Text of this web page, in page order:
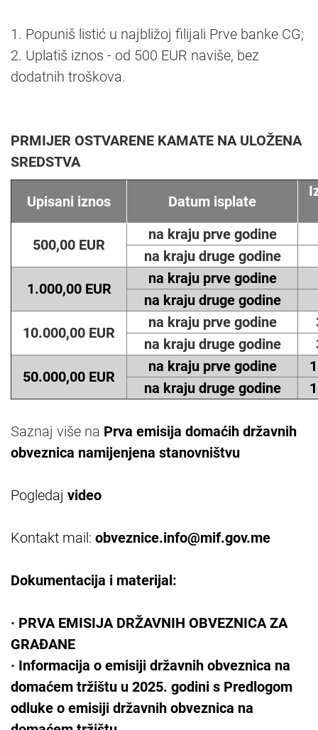
1. Popuniš listić u najbližoj filijali Prve banke CG;
2. Uplatiš iznos - od 500 EUR naviše, bez
dodatnih troškova.
PRMIJER OSTVARENE KAMATE NA ULOŽENA
SREDSTVA
Upisani iznos Datum isplate
500,00 EUR
na kraju prve godine
na kraju druge godine
1.000,00 EUR
na kraju prve godine
na kraju druge godine
10.000,00 EUR
na kraju prve godine
na kraju druge godine
50.000,00 EUR
na kraju prve godine
na kraju druge godine
Saznaj više na Prva emisija domaćih državnih
obveznica namijenjena stanovništvu
Pogledaj video
Kontakt mail: obveznice.info@mif.gov.me
Dokumentacija i materijal:
· PRVA EMISIJA DRŽAVNIH OBVEZNICA ZA
GRAĐANE
· Informacija o emisiji državnih obveznica na
domaćem tržištu u 2025. godini s Predlogom
odluke o emisiji državnih obveznica na